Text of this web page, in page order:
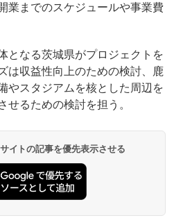
業までのスケジュールや事業費
となる茨城県がプロジェクトを
は収益性向上のための検討、鹿
やスタジアムを核とした周辺を
せるための検討を担う。
イトの記事を優先表示させる